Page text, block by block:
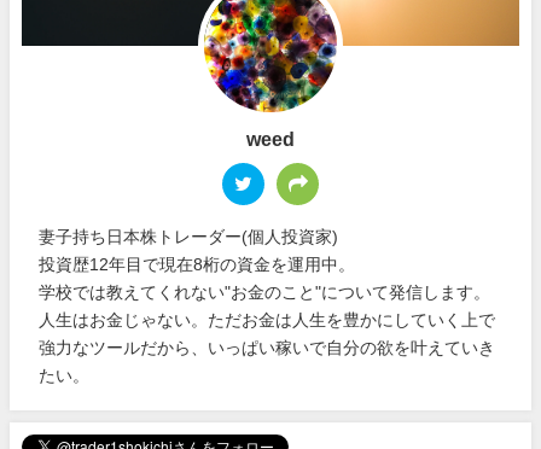
weed
妻子持ち日本株トレーダー(個人投資家)
投資歴12年目で現在8桁の資金を運用中。
学校では教えてくれない"お金のこと"について発信します。
人生はお金じゃない。ただお金は人生を豊かにしていく上で
強力なツールだから、いっぱい稼いで自分の欲を叶えていき
たい。